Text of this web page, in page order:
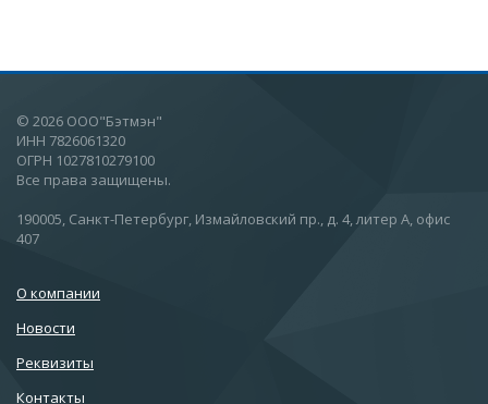
© 2026 ООО"Бэтмэн"
ИНН 7826061320
ОГРН 1027810279100
Все права защищены.
190005, Санкт-Петербург, Измайловский пр., д. 4, литер А, офис
407
О компании
Новости
Реквизиты
Контакты